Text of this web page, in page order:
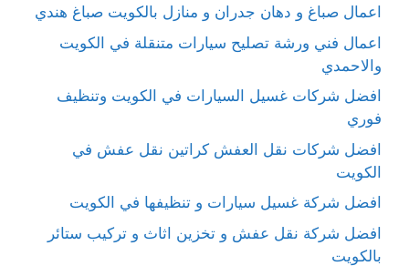
اعمال صباغ و دهان جدران و منازل بالكويت صباغ هندي
اعمال فني ورشة تصليح سيارات متنقلة في الكويت
والاحمدي
افضل شركات غسيل السيارات في الكويت وتنظيف
فوري
افضل شركات نقل العفش كراتين نقل عفش في
الكويت
افضل شركة غسيل سيارات و تنظيفها في الكويت
افضل شركة نقل عفش و تخزين اثاث و تركيب ستائر
بالكويت